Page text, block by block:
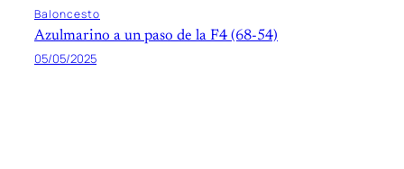
Baloncesto
Azulmarino a un paso de la F4 (68-54)
05/05/2025